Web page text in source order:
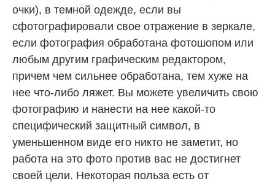
очки), в темной одежде, если вы
сфотографировали свое отражение в зеркале,
если фотография обработана фотошопом или
любым другим графическим редактором,
причем чем сильнее обработана, тем хуже на
нее что-либо ляжет. Вы можете увеличить свою
фотографию и нанести на нее какой-то
специфический защитный символ, в
уменьшенном виде его никто не заметит, но
работа на это фото против вас не достигнет
своей цели. Некоторая польза есть от